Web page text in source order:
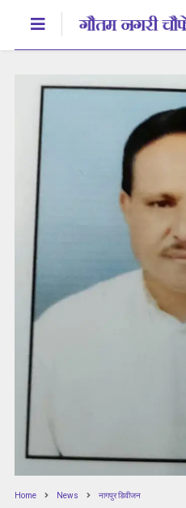
Home News नागपुर डिवीजन